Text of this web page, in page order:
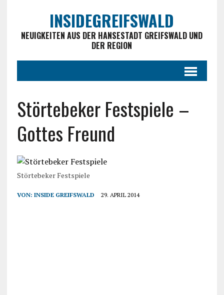
INSIDEGREIFSWALD
NEUIGKEITEN AUS DER HANSESTADT GREIFSWALD UND
DER REGION
Störtebeker Festspiele –
Gottes Freund
Störtebeker Festspiele
VON: INSIDE GREIFSWALD 29. APRIL 2014